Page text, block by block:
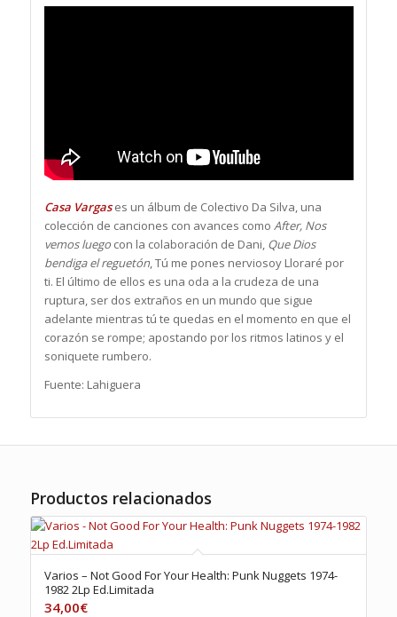
Casa Vargases un álbum de Colectivo Da Silva, una
colección de canciones con avances como After, Nos
vemos luegocon la colaboración de Dani, Que Dios
bendiga el reguetón, Tú me pones nerviosoy Lloraré por
ti. El último de ellos es una oda a la crudeza de una
ruptura, ser dos extraños en un mundo que sigue
adelante mientras tú te quedas en el momento en que el
corazón se rompe; apostando por los ritmos latinos y el
soniquete rumbero.
Fuente: Lahiguera
Productos relacionados
Varios – Not Good For Your Health: Punk Nuggets 1974-
1982 2Lp Ed.Limitada
34,00€